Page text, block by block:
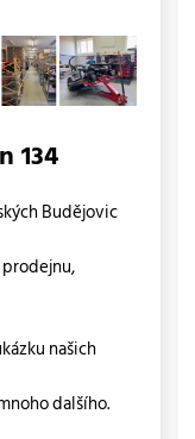
134
Budějovic
našich
dalšího.